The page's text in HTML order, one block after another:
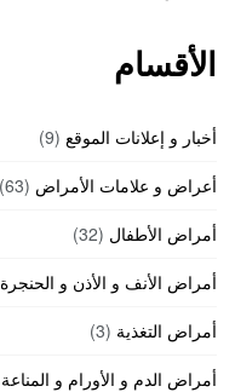
الأقسام
أخبار و إعلانات الموقع (9)
أعراض و علامات الأمراض (63)
أمراض الأطفال (32)
أمراض الأنف و الأذن و الحنجرة
أمراض التغذية (3)
أمراض الدم و الأورام و المناعة